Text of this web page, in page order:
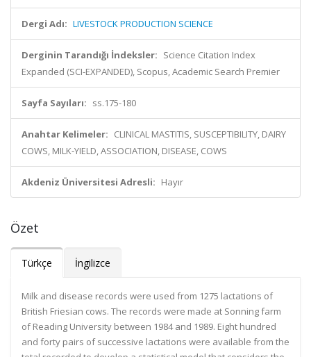
Dergi Adı: LIVESTOCK PRODUCTION SCIENCE
Derginin Tarandığı İndeksler: Science Citation Index
Expanded (SCI-EXPANDED), Scopus, Academic Search Premier
Sayfa Sayıları: ss.175-180
Anahtar Kelimeler: CLINICAL MASTITIS, SUSCEPTIBILITY, DAIRY
COWS, MILK-YIELD, ASSOCIATION, DISEASE, COWS
Akdeniz Üniversitesi Adresli: Hayır
Özet
Türkçe İngilizce
Milk and disease records were used from 1275 lactations of
British Friesian cows. The records were made at Sonning farm
of Reading University between 1984 and 1989. Eight hundred
and forty pairs of successive lactations were available from the